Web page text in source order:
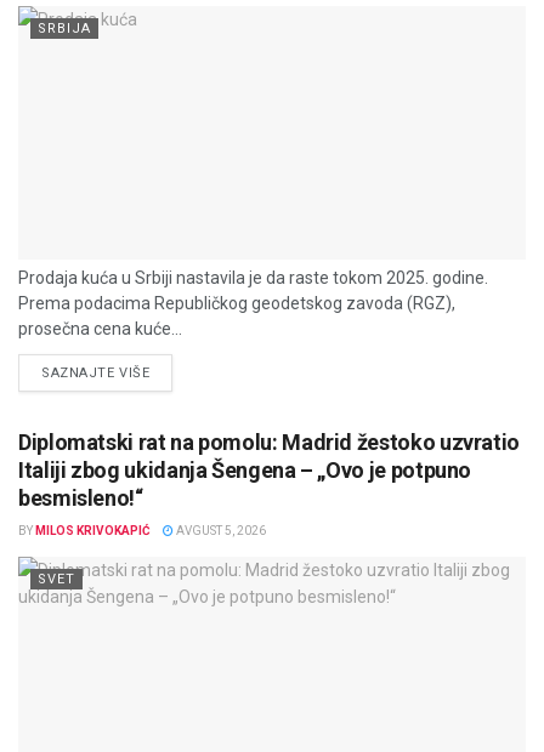
SRBIJA
Prodaja kuća u Srbiji nastavila je da raste tokom 2025. godine.
Prema podacima Republičkog geodetskog zavoda (RGZ),
prosečna cena kuće...
SAZNAJTE VIŠEDETAILS
Diplomatski rat na pomolu: Madrid žestoko uzvratio
Italiji zbog ukidanja Šengena – „Ovo je potpuno
besmisleno!“
BY MILOS KRIVOKAPIĆ AVGUST 5, 2026
SVET